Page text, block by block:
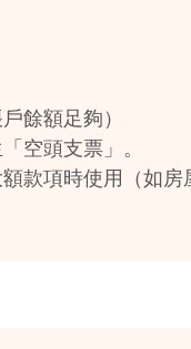
餘額足夠）
空頭支票」。
款項時使用（如房